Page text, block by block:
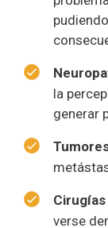
la
generar
verse